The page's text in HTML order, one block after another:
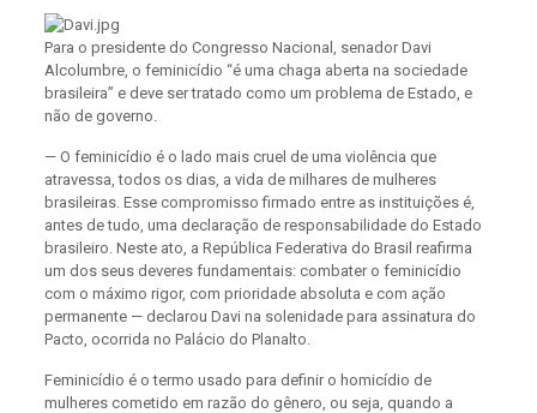
Para o presidente do Congresso Nacional, senador Davi
Alcolumbre, o feminicídio “é uma chaga aberta na sociedade
brasileira” e deve ser tratado como um problema de Estado, e
não de governo.
— O feminicídio é o lado mais cruel de uma violência que
atravessa, todos os dias, a vida de milhares de mulheres
brasileiras. Esse compromisso firmado entre as instituições é,
antes de tudo, uma declaração de responsabilidade do Estado
brasileiro. Neste ato, a República Federativa do Brasil reafirma
um dos seus deveres fundamentais: combater o feminicídio
com o máximo rigor, com prioridade absoluta e com ação
permanente — declarou Davi na solenidade para assinatura do
Pacto, ocorrida no Palácio do Planalto.
Feminicídio é o termo usado para definir o homicídio de
mulheres cometido em razão do gênero, ou seja, quando a